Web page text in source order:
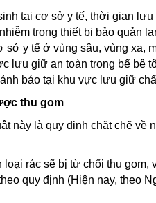
tại cơ sở y tế, thời gian
trong thiết bị bảo quản
sở y tế ở vùng sâu, vùng xa,
lưu giữ an toàn trong bể bê
báo tại khu vực lưu giữ
thu gom
này là quy định chặt chẽ về
rác sẽ bị từ chối thu
quy định (Hiện nay, theo